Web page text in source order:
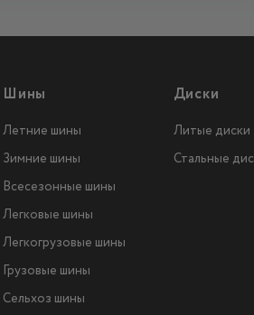
Шины
Летние шины
Зимние шины
Всесезонные шины
Легковые шины
Легкогрузовые шины
Грузовые шины
Сельхоз шины
Диски
Литые диски
Стальные